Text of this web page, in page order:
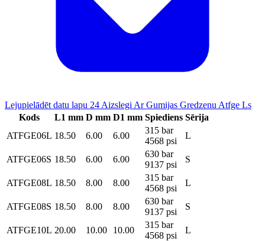
Lejupielādēt datu lapu 24 Aizslegi Ar Gumijas Gredzenu Atfge Ls
Kods
L1 mm D mm D1 mm Spiediens Sērija
ATFGE06L 18.50 6.00 6.00
315 bar
4568 psi
L
ATFGE06S 18.50 6.00 6.00
630 bar
9137 psi
S
ATFGE08L 18.50 8.00 8.00
315 bar
4568 psi
L
ATFGE08S 18.50 8.00 8.00
630 bar
9137 psi
S
ATFGE10L 20.00 10.00 10.00
315 bar
4568 psi
L